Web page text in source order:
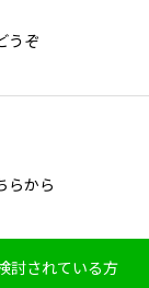
うぞ
らから
討されている方